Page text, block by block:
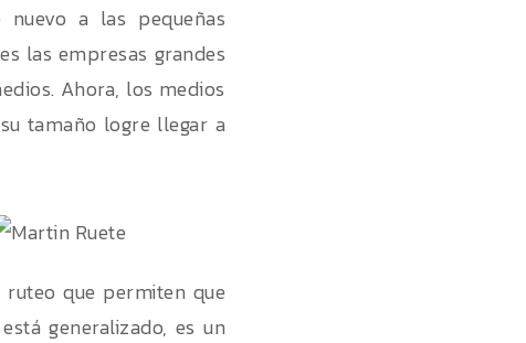
a las pequeñas
las empresas grandes
Ahora, los medios
tamaño logre llegar a
ruteo que permiten que
generalizado, es un